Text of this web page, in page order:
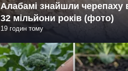
Алабамі знайшли черепаху
32 мільйони років (фото)
19 годин тому